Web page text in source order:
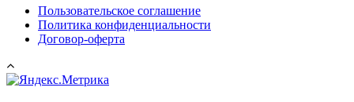
Пользовательское соглашение
Политика конфиденциальности
Договор-оферта